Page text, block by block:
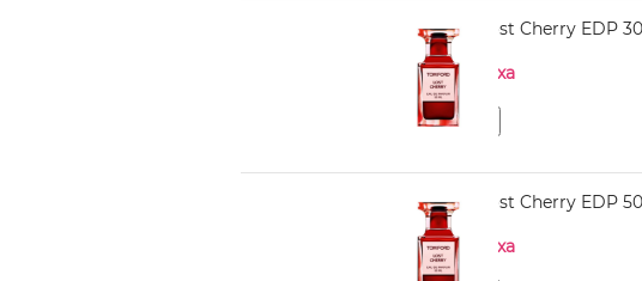
TOM FORD Lost Cherry EDP
Нема на залиха
TOM FORD Lost Cherry EDP
Нема на залиха